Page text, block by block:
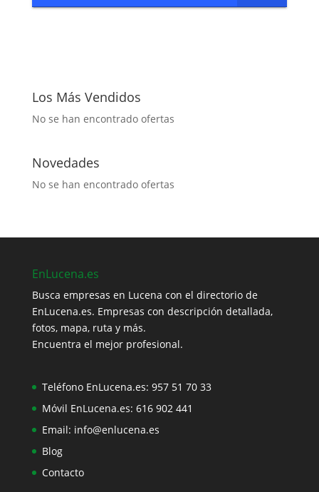
Los Más Vendidos
No se han encontrado ofertas
Novedades
No se han encontrado ofertas
EnLucena.es
Busca empresas en Lucena con el directorio de
EnLucena.es. Empresas con descripción detallada,
fotos, mapa, ruta y más.
Encuentra el mejor profesional.
Teléfono EnLucena.es: 957 51 70 33
Móvil EnLucena.es: 616 902 441
Email: info@enlucena.es
Blog
Contacto